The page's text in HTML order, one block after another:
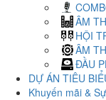
ÂM
HỘI
ÂM
ĐẦU
DỰ ÁN TIÊU
Khuyến mãi &